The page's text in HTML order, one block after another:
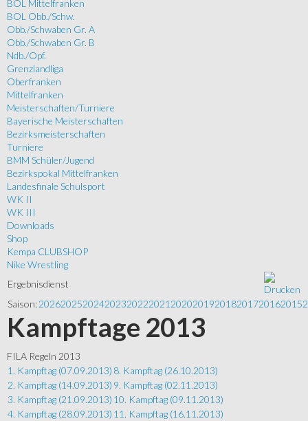
BOL Mittelfranken
BOL Obb./Schw.
Obb./Schwaben Gr. A
Obb./Schwaben Gr. B
Ndb./Opf.
Grenzlandliga
Oberfranken
Mittelfranken
Meisterschaften/Turniere
Bayerische Meisterschaften
Bezirksmeisterschaften
Turniere
BMM Schüler/Jugend
Bezirkspokal Mittelfranken
Landesfinale Schulsport
WK II
WK III
Downloads
Shop
Kempa CLUBSHOP
Nike Wrestling
Ergebnisdienst
Saison:202620252024202320222021 202020192018201720162015
Kampftage 2013
FILA Regeln 2013
1. Kampftag (07.09.2013) 8. Kampftag (26.10.2013)
2. Kampftag (14.09.2013) 9. Kampftag (02.11.2013)
3. Kampftag (21.09.2013) 10. Kampftag (09.11.2013)
4. Kampftag (28.09.2013) 11. Kampftag (16.11.2013)